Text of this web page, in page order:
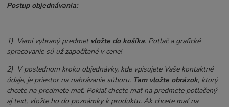
Postup objednávania:
1) Vami vybraný predmet vložte do košíka. Potlač a grafické
spracovanie sú už započítané v cene!
2) V poslednom kroku objednávky, kde vpisujete Vaše kontaktné
údaje, je priestor na nahrávanie súboru. Tam vložte obrázok, ktorý
chcete na predmete mať. Pokiaľ chcete mať na predmete potlačený
aj text, vložte ho do poznámky k produktu. Ak chcete mať na